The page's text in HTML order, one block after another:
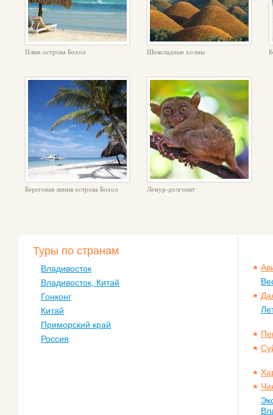
Пляж острова Бохол Шоколадные холмы
Береговая линия острова Бохол Лемур-долгопят
Туры по странам
Владивосток
Владивосток, Китай
Гонконг
Китай
Приморский край
Россия